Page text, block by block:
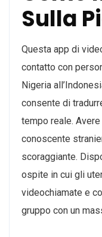
Sulla
Questa app di
contatto con
Nigeria
consente di
tempo reale.
conoscente
scoraggiante.
ospite in cui gli
videochiamate e
gruppo con un